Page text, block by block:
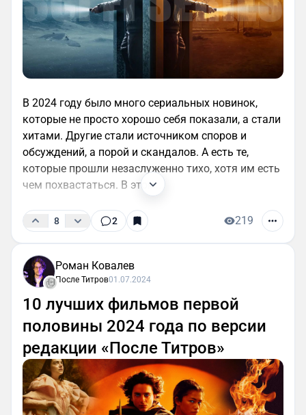
В 2024 году было много сериальных новинок,
которые не просто хорошо себя показали, а стали
хитами. Другие стали источником споров и
обсуждений, а порой и скандалов. А есть те,
которые прошли незаслуженно тихо, хотя им есть
чем похвастаться. В этом...
8 2 219
Роман Ковалев
После Титров01.07.2024
10 лучших фильмов первой
половины 2024 года по версии
редакции «После Титров»